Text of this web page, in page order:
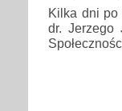
Kilka dni po
dr. Jerzego